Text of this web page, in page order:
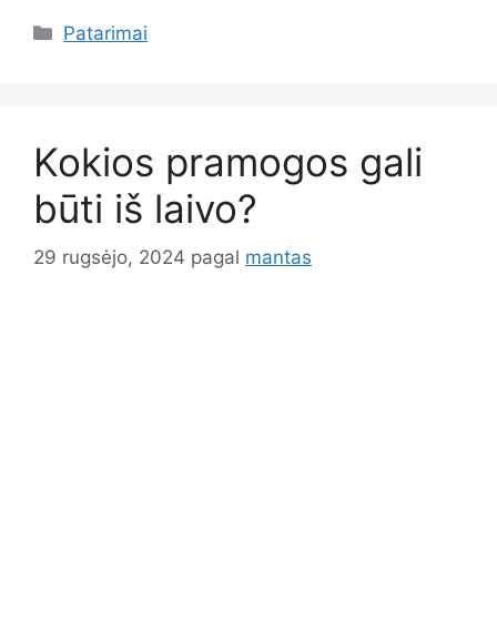
Kategorijos
Patarimai
Kokios pramogos gali
būti iš laivo?
29 rugsėjo, 2024 pagal mantas